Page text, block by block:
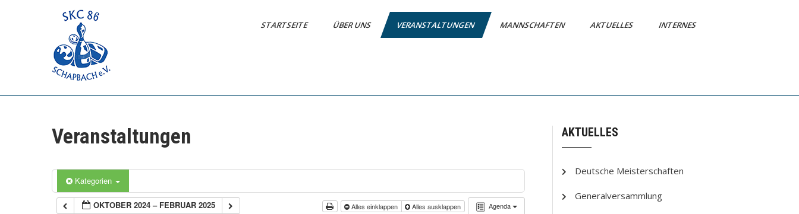
Willkommen
Sportkegelns
STARTSEITE ÜBER UNS VERANSTALTUNGEN MANNSCHAFTEN AKTUELLES INTERNES
Veranstaltungen
Kategorien
Agenda
OKTOBER 2024 – FEBRUAR 2025 Alles einklappen Alles ausklappen
AKTUELLES
Deutsche Meisterschaften
Generalversammlung